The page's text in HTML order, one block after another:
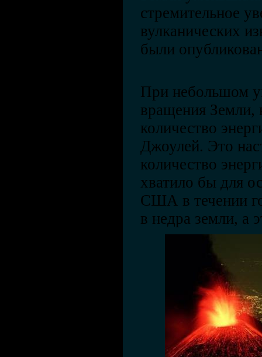
стремительное
вулканических
были
При небольшом
вращения Земли,
количество
Джоулей. Это
количество
хватило бы для
США в течении
в недра земли, а